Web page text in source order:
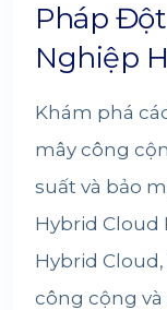
Pháp
Nghiệp
Khám phá
mây công
suất và bảo
Hybrid Cloud
Hybrid
công cộng